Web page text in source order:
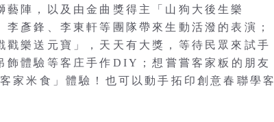
陣，以及由金曲獎得主「山狗大後生樂
彥鋒、李東軒等團隊帶來生動活潑的表演；
樂送元寶」，天天有大獎，等待民眾來試手
飾體驗等客庄手作DIY；想嘗嘗客家粄的朋友
家米食」體驗！也可以動手拓印創意春聯學客